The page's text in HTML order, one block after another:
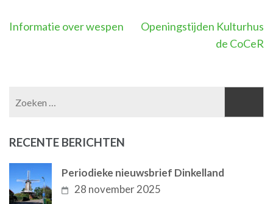
Berichtnavigatie
Informatie over wespen
Openingstijden Kulturhus
de CoCeR
RECENTE BERICHTEN
Periodieke nieuwsbrief Dinkelland
28 november 2025